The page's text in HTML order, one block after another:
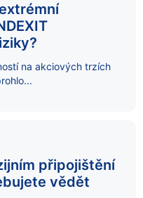
na akciových trzích
připojištění
vědět